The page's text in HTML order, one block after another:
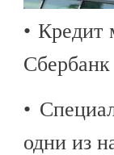
• Кредит
•
одни из